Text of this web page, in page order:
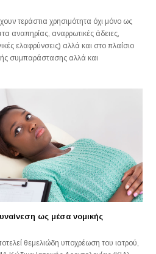
τεράστια χρησιμότητα όχι μόνο ως
αναπηρίας, αναρρωτικές άδειες,
ελαφρύνσεις) αλλά και στο πλαίσιο
συμπαράστασης αλλά και
ως μέσα νομικής
θεμελιώδη υποχρέωση του ιατρού,